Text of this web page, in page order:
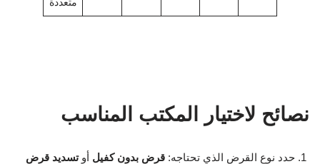
متعددة
نصائح لاختيار المكتب المناسب
حدد نوع القرض الذي تحتاجه: قرض بدون كفيل أوتسديد قرض